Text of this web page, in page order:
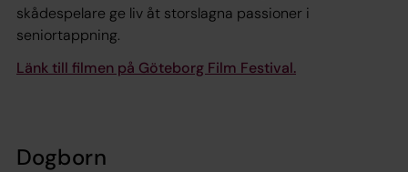
skådespelare ge liv åt storslagna passioner i
seniortappning.
Länk till filmen på Göteborg Film Festival.
Dogborn